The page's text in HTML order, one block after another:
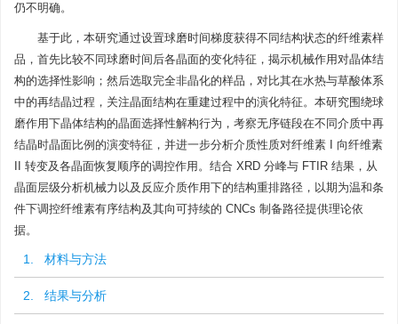
仍不明确。
基于此，本研究通过设置球磨时间梯度获得不同结构状态的纤维素样
品，首先比较不同球磨时间后各晶面的变化特征，揭示机械作用对晶体结
构的选择性影响；然后选取完全非晶化的样品，对比其在水热与草酸体系
中的再结晶过程，关注晶面结构在重建过程中的演化特征。本研究围绕球
磨作用下晶体结构的晶面选择性解构行为，考察无序链段在不同介质中再
结晶时晶面比例的演变特征，并进一步分析介质性质对纤维素 I 向纤维素
II 转变及各晶面恢复顺序的调控作用。结合 XRD 分峰与 FTIR 结果，从
晶面层级分析机械力以及反应介质作用下的结构重排路径，以期为温和条
件下调控纤维素有序结构及其向可持续的 CNCs 制备路径提供理论依
据。
1. 材料与方法
2. 结果与分析